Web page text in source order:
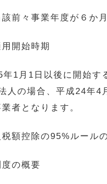
々事業年度が６か月
用開始時期
1月1日以後に開始す
人の場合、平成24年4
者となります。
税額控除の95%ルール
度の概要